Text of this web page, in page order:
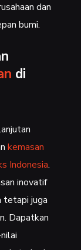
dan
bumi.
di
kemasan
Indonesia.
inovatif
tetapi juga
Dapatkan